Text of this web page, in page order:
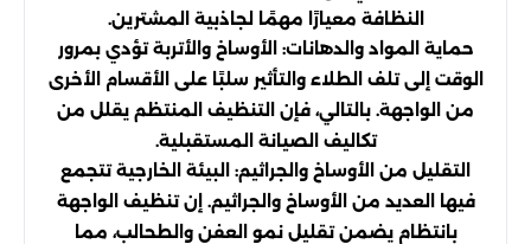
النظافة معيارًا مهمًا لجاذبية المشترين.
حماية المواد والدهانات: الأوساخ والأتربة تؤدي بمرور
الوقت إلى تلف الطلاء والتأثير سلبًا على الأقسام الأخرى
من الواجهة. بالتالي، فإن التنظيف المنتظم يقلل من
تكاليف الصيانة المستقبلية.
التقليل من الأوساخ والجراثيم: البيئة الخارجية تتجمع
فيها العديد من الأوساخ والجراثيم. إن تنظيف الواجهة
بانتظام يضمن تقليل نمو العفن والطحالب، مما